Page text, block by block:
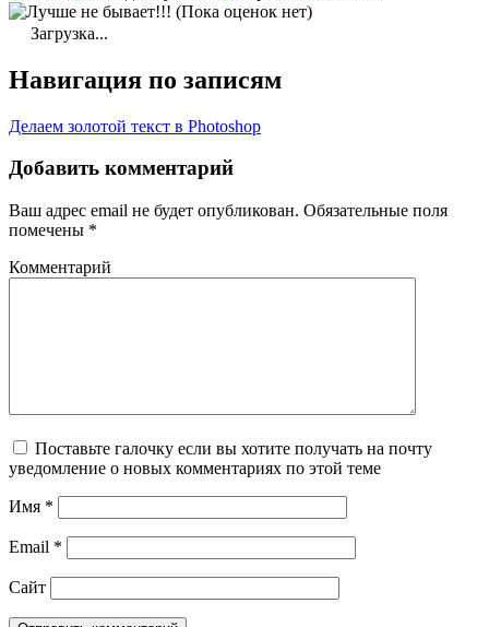
(Пока оценок нет)
Загрузка...
Навигация по записям
Делаем золотой текст в Photoshop
Добавить комментарий
Ваш адрес email не будет опубликован. Обязательные поля
помечены *
Комментарий
Поставьте галочку если вы хотите получать на почту
уведомление о новых комментариях по этой теме
Имя *
Email *
Сайт